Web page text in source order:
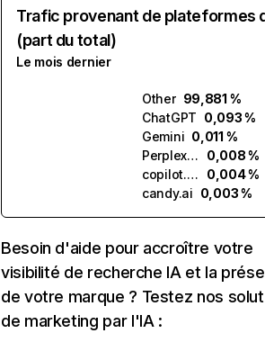
Trafic provenant de plateformes
(part du total)
Le mois dernier
Other 99,881 %
ChatGPT 0,093 %
Gemini 0,011 %
Perplexity
0,008 %
copilot.microsoft.com
0,004 %
candy.ai 0,003 %
Besoin d'aide pour accroître votre
visibilité de recherche IA et la
de votre marque ? Testez nos
de marketing par l'IA :